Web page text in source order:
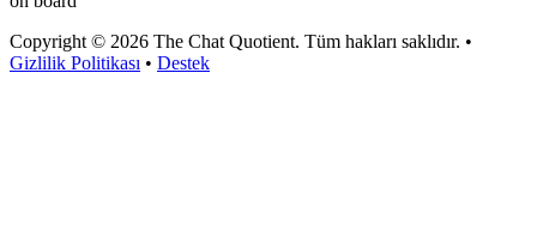
Copyright © 2026 The Chat Quotient. Tüm hakları saklıdır. •
Gizlilik Politikası • Destek